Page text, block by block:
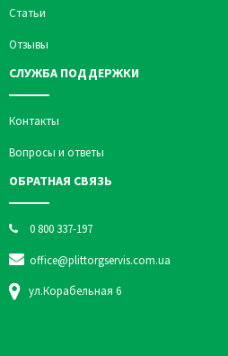
Статьи
Отзывы
СЛУЖБА ПОДДЕРЖКИ
Контакты
Вопросы и ответы
ОБРАТНАЯ СВЯЗЬ
0 800 337-197
office@plittorgservis.com.ua
ул.Корабельная 6